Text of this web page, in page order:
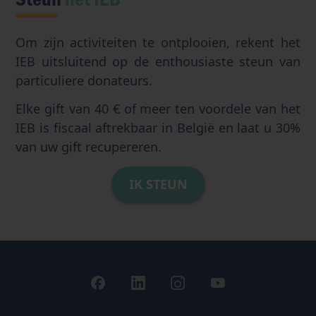
Om zijn activiteiten te ontplooien, rekent het
IEB uitsluitend op de enthousiaste steun van
particuliere donateurs.
Elke gift van 40 € of meer ten voordele van het
IEB is fiscaal aftrekbaar in België en laat u 30%
van uw gift recupereren.
IK STEUN